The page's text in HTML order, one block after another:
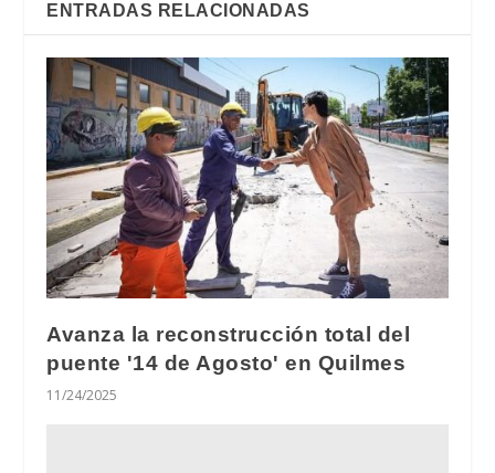
ENTRADAS RELACIONADAS
Avanza la reconstrucción total del
puente '14 de Agosto' en Quilmes
11/24/2025